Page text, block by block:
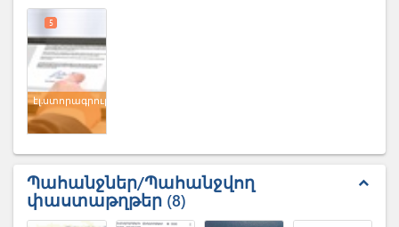
էլ.ստորագրություն
5
Պահանջներ/Պահանջվող
փաստաթղթեր 8
expand_less